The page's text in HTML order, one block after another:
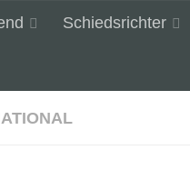
Schiedsrichter